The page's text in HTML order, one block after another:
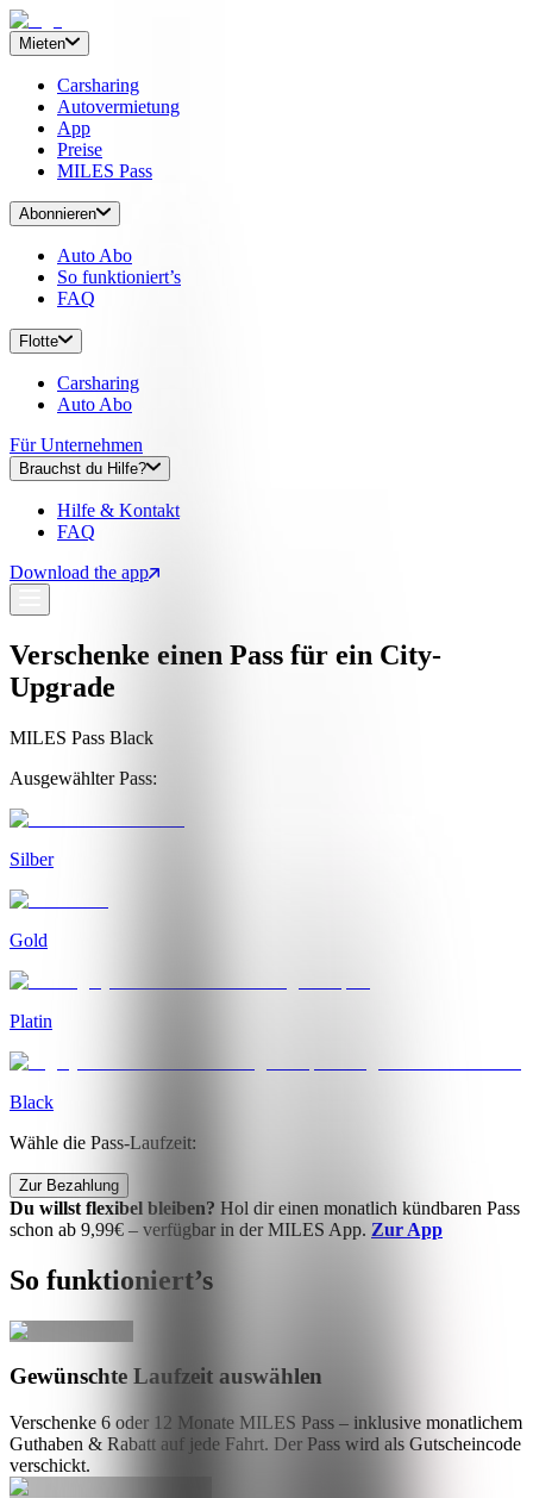
Mieten
Carsharing
Autovermietung
App
Preise
MILES Pass
Abonnieren
Auto Abo
So funktioniert’s
FAQ
Flotte
Carsharing
Auto Abo
Für Unternehmen
Brauchst du Hilfe?
Hilfe & Kontakt
FAQ
Download the app
Verschenke einen Pass für ein City-
Upgrade
MILES Pass Black
Ausgewählter Pass:
Silber
Gold
Platin
Black
Wähle die Pass-Laufzeit:
Zur Bezahlung
Du willst flexibel bleiben? Hol dir einen monatlich kündbaren Pass
schon ab 9,99€ – verfügbar in der MILES App. Zur App
So funktioniert’s
Gewünschte Laufzeit auswählen
Verschenke 6 oder 12 Monate MILES Pass – inklusive monatlichem
Guthaben & Rabatt auf jede Fahrt. Der Pass wird als Gutscheincode
verschickt.